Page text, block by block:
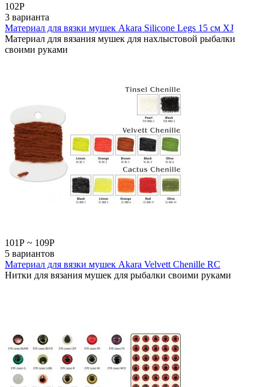
102Р
3 варианта
Материал для вязки мушек Akara Silicone Legs 15 см XJ
Материал для вязания мушек для нахлыстовой рыбалки
своими руками
101Р ~ 109Р
5 вариантов
Материал для вязки мушек Akara Velvett Chenille RC
Нитки для вязания мушек для рыбалки своими руками